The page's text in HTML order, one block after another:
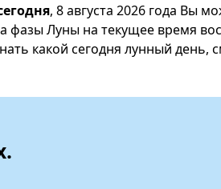
, 8 августа 2026 года Вы
фазы Луны на текущее время
какой сегодня лунный день,